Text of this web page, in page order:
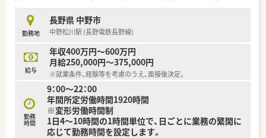
■多様な処方箋やOTC、在宅医療に携わることで、薬剤師として
幅広い知識やスキルを磨きたい方に最適です。
■年間休日120日以上に加え長期休暇も充実しており、仕事と私
生活を両立させたい方におすすめです。
勤務地
長野県 中野市
中野松川駅 (長野電鉄長野線)
給与
年収400万円～600万円
月給250,000円～375,000円
※就業条件、経験等を考慮のうえ、面接後決定。
勤務
時間
9：00～22：00
年間所定労働時間1920時間
※変形労働時間制
1日4～10時間の1時間単位で、日ごとに業務の繁閑に
応じて勤務時間を設定します。